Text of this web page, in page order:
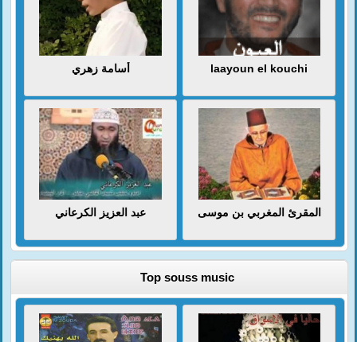
أسامة زهري laayoun el kouchi
عبد العزيز الكرعاني المقرئ المغربي بن موسى
Top souss music